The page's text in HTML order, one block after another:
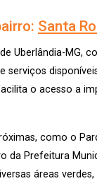
Santa
Uberlândia-MG,
o acesso a
como o
da Prefeitura
áreas